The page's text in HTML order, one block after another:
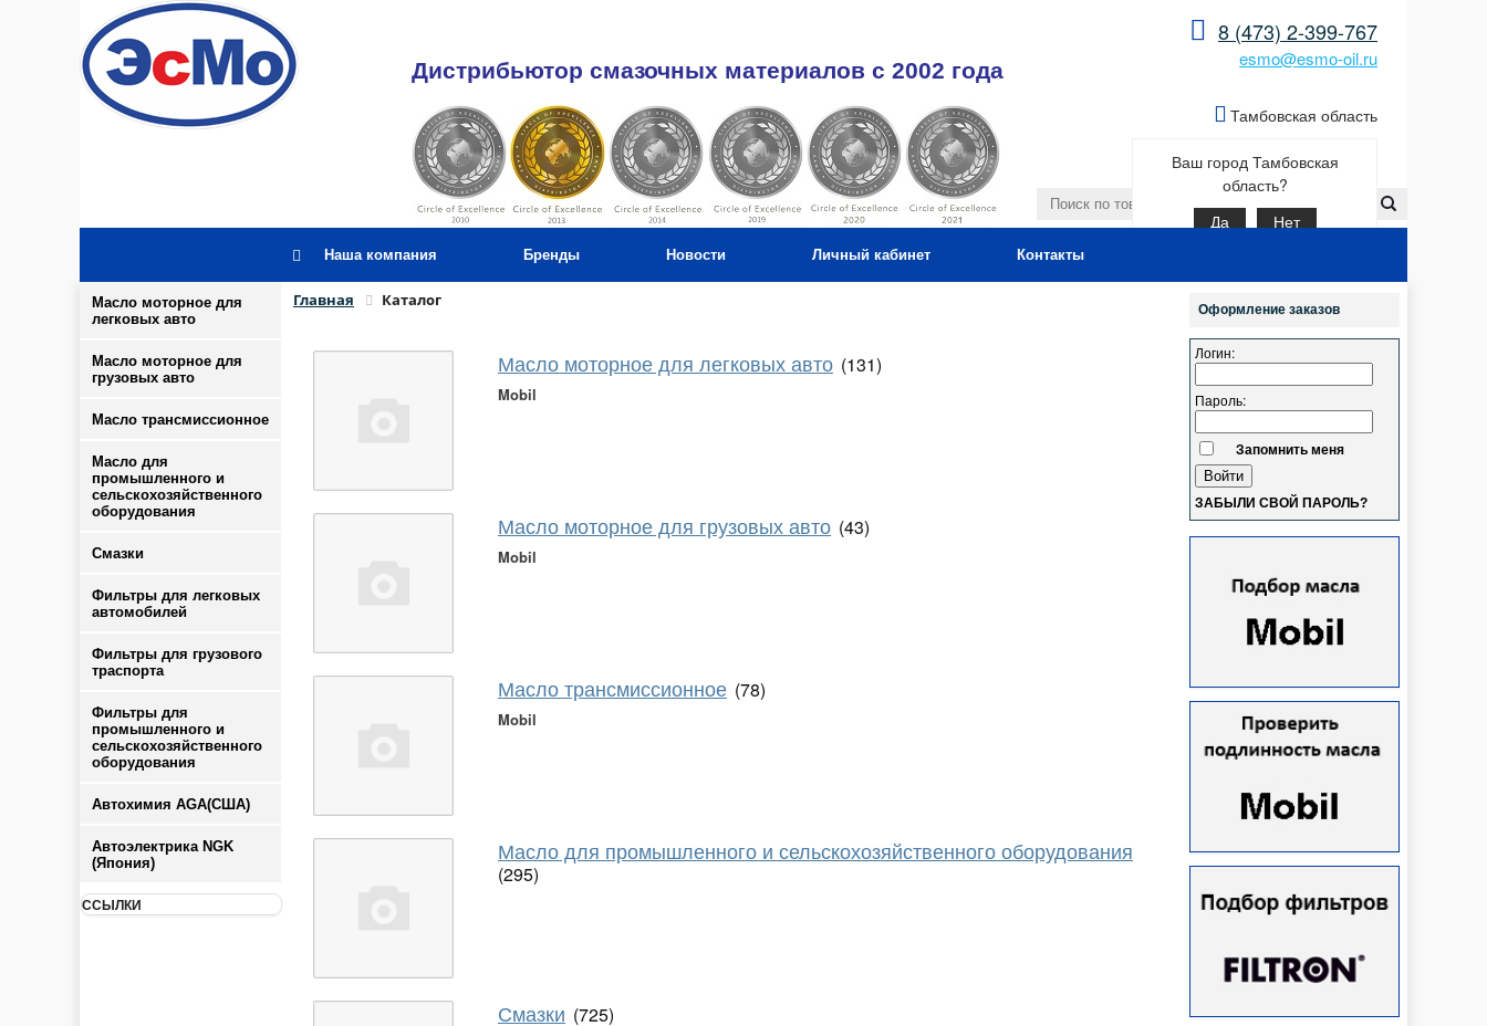
8 (473) 2-399-767
esmo@esmo-oil.ru
Дистрибьютор смазочных материалов c 2002 года
Тамбовская область
Ваш город Тамбовская
область?
Да Нет
Наша компания Бренды Новости Личный кабинет Контакты
Масло моторное для
легковых авто
Масло моторное для
грузовых авто
Масло трансмиссионное
Масло для
промышленного и
сельскохозяйственного
оборудования
Смазки
Фильтры для легковых
автомобилей
Фильтры для грузового
траспорта
Фильтры для
промышленного и
сельскохозяйственного
оборудования
Автохимия AGA(США)
Автоэлектрика NGK
(Япония)
ССЫЛКИ
Главная Каталог
Масло моторное для легковых авто (131)
Mobil
Масло моторное для грузовых авто (43)
Mobil
Масло трансмиссионное (78)
Mobil
Масло для промышленного и сельскохозяйственного оборудования
(295)
Смазки (725)
Оформление заказов
Логин:
Пароль:
Запомнить меня
ЗАБЫЛИ СВОЙ ПАРОЛЬ?